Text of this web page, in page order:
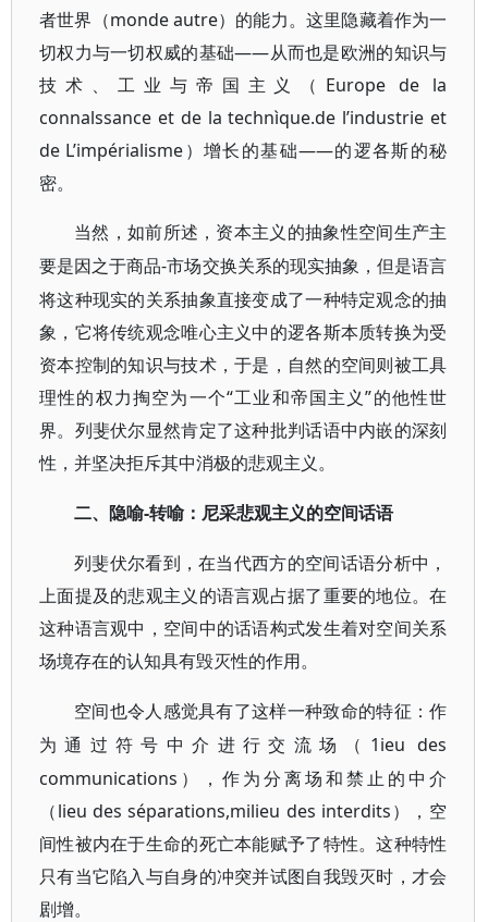
者世界（monde autre）的能力。这里隐藏着作为一
切权力与一切权威的基础——从而也是欧洲的知识与
技术、工业与帝国主义（Europe de la
connalssance et de la technìque.de l’industrie et
de L’impérialisme）增长的基础——的逻各斯的秘
密。
当然，如前所述，资本主义的抽象性空间生产主
要是因之于商品-市场交换关系的现实抽象，但是语言
将这种现实的关系抽象直接变成了一种特定观念的抽
象，它将传统观念唯心主义中的逻各斯本质转换为受
资本控制的知识与技术，于是，自然的空间则被工具
理性的权力掏空为一个“工业和帝国主义”的他性世
界。列斐伏尔显然肯定了这种批判话语中内嵌的深刻
性，并坚决拒斥其中消极的悲观主义。
二、隐喻-转喻：尼采悲观主义的空间话语
列斐伏尔看到，在当代西方的空间话语分析中，
上面提及的悲观主义的语言观占据了重要的地位。在
这种语言观中，空间中的话语构式发生着对空间关系
场境存在的认知具有毁灭性的作用。
空间也令人感觉具有了这样一种致命的特征：作
为通过符号中介进行交流场（ 1ieu des
communications），作为分离场和禁止的中介
（lieu des séparations,milieu des interdits），空
间性被内在于生命的死亡本能赋予了特性。这种特性
只有当它陷入与自身的冲突并试图自我毁灭时，才会
剧增。